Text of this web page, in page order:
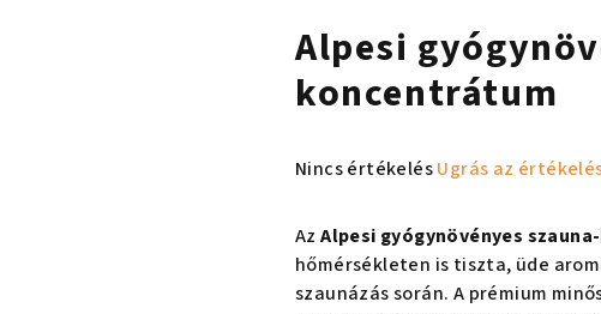
Alpesi
koncentrátum
A
átlagos
értékelése
Nincs értékelésUgrás az
AzAlpesi gyógynövényes
hőmérsékleten is tiszta, üde
szaunázás során. A prémium